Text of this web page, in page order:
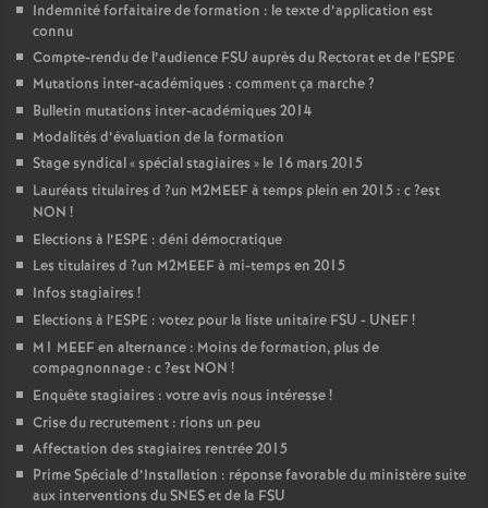
Indemnité forfaitaire de formation : le texte d’application est
connu
Compte-rendu de l’audience FSU auprès du Rectorat et de l’ESPE
Mutations inter-académiques : comment ça marche?
Bulletin mutations inter-académiques 2014
Modalités d’évaluation de la formation
Stage syndical «spécial stagiaires » le 16 mars 2015
Lauréats titulaires d ?un M2MEEFà temps plein en 2015 : c?est
NON !
Elections à l’ESPE : déni démocratique
Les titulaires d ?un M2MEEFà mi-temps en 2015
Infos stagiaires !
Elections à l’ESPE : votez pour la liste unitaire FSU - UNEF!
M1 MEEFen alternance : Moins de formation, plus de
compagnonnage : c?est NON !
Enquête stagiaires : votre avis nous intéresse!
Crise du recrutement : rions un peu
Affectation des stagiaires rentrée 2015
Prime Spéciale d’Installation : réponse favorable du ministère suite
aux interventions duSNESet de la FSU